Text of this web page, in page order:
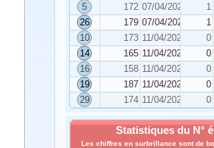
5
172 07/04/2023 1
26
179 07/04/2023 1
10
173 11/04/2023 0
14
165 11/04/2023 0
16
158 11/04/2023 0
19
187 11/04/2023 0
29
174 11/04/2023 0
Statistiques du N°
Les chiffres en surbrillance sont de